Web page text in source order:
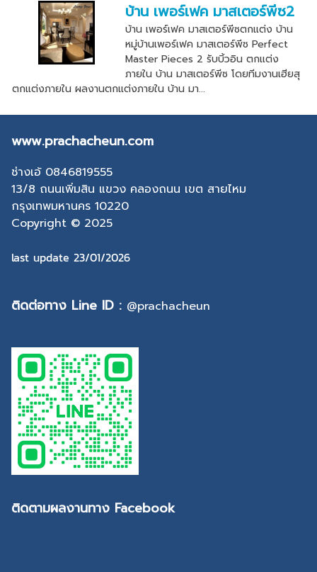
บ้าน เพอร์เฟค มาสเตอร์พีซ2
บ้าน เพอร์เฟค มาสเตอร์พีซตกแต่ง บ้าน
หมู่บ้านเพอร์เฟค มาสเตอร์พีซ Perfect
Master Pieces 2 รับบิ้วอิน ตกแต่ง
ภายใน บ้าน มาสเตอร์พีซ โดยทีมงานเฮียสุ
ตกแต่งภายใน ผลงานตกแต่งภายใน บ้าน มา...
www.prachacheun.com
ช่างเอ้ 0846819555
13/8 ถนนเพิ่มสิน แขวง คลองถนน เขต สายไหม
กรุงเทพมหานคร 10220
Copyright © 2025
last update 23/01/2026
ติดต่อทาง Line ID : @prachacheun
ติดตามผลงานทาง Facebook